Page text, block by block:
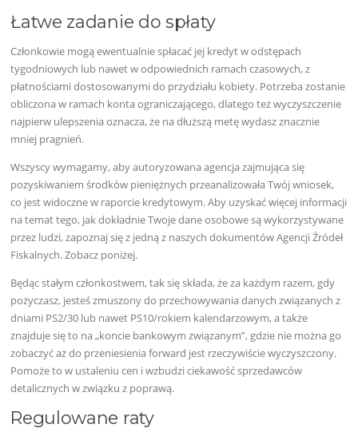
Łatwe zadanie do spłaty
Członkowie mogą ewentualnie spłacać jej kredyt w odstępach
tygodniowych lub nawet w odpowiednich ramach czasowych, z
płatnościami dostosowanymi do przydziału kobiety. Potrzeba zostanie
obliczona w ramach konta ograniczającego, dlatego też wyczyszczenie
najpierw ulepszenia oznacza, że ​​na dłuższą metę wydasz znacznie
mniej pragnień.
Wszyscy wymagamy, aby autoryzowana agencja zajmująca się
pozyskiwaniem środków pieniężnych przeanalizowała Twój wniosek,
co jest widoczne w raporcie kredytowym. Aby uzyskać więcej informacji
na temat tego, jak dokładnie Twoje dane osobowe są wykorzystywane
przez ludzi, zapoznaj się z jedną z naszych dokumentów Agencji Źródeł
Fiskalnych. Zobacz poniżej.
Będąc stałym członkostwem, tak się składa, że ​​za każdym razem, gdy
pożyczasz, jesteś zmuszony do przechowywania danych związanych z
dniami PS2/30 lub nawet PS10/rokiem kalendarzowym, a także
znajduje się to na „koncie bankowym związanym”, gdzie nie można go
zobaczyć aż do przeniesienia forward jest rzeczywiście wyczyszczony.
Pomoże to w ustaleniu cen i wzbudzi ciekawość sprzedawców
detalicznych w związku z poprawą.
Regulowane raty